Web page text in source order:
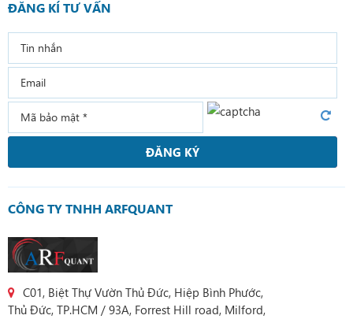
CÔNG TY TNHH ARFQUANT
C01, Biệt Thự Vườn Thủ Đức, Hiệp Bình Phước,
Thủ Đức, TP.HCM / 93A, Forrest Hill road, Milford,
ĐĂNG KÍ TƯ VẤN
ĐĂNG KÝ